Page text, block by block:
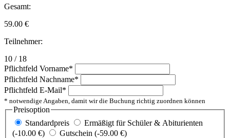
Gesamt:
59.00 €
Teilnehmer:
10 / 18
Pflichtfeld Vorname*
Pflichtfeld Nachname*
Pflichtfeld E-Mail*
* notwendige Angaben, damit wir die Buchung richtig zuordnen können
Preisoption
Standardpreis
Ermäßigt für Schüler & Abiturienten
(-10.00 €)
Gutschein (-59.00 €)